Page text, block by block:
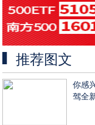
推荐图文
你感
驾全